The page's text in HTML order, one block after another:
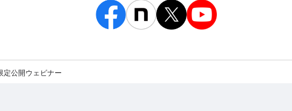
定公開ウェビナー